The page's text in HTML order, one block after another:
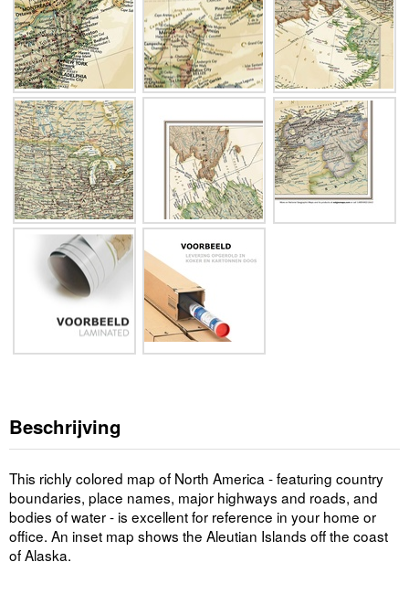
Beschrijving
This richly colored map of North America - featuring country
boundaries, place names, major highways and roads, and
bodies of water - is excellent for reference in your home or
office. An inset map shows the Aleutian Islands off the coast
of Alaska.